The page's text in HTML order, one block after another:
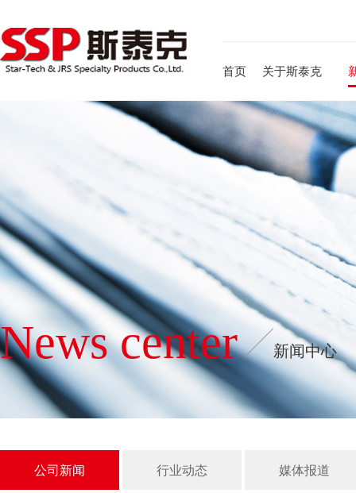
首页 关于斯泰克
News center 新闻中心
公司新闻 行业动态 媒体报道